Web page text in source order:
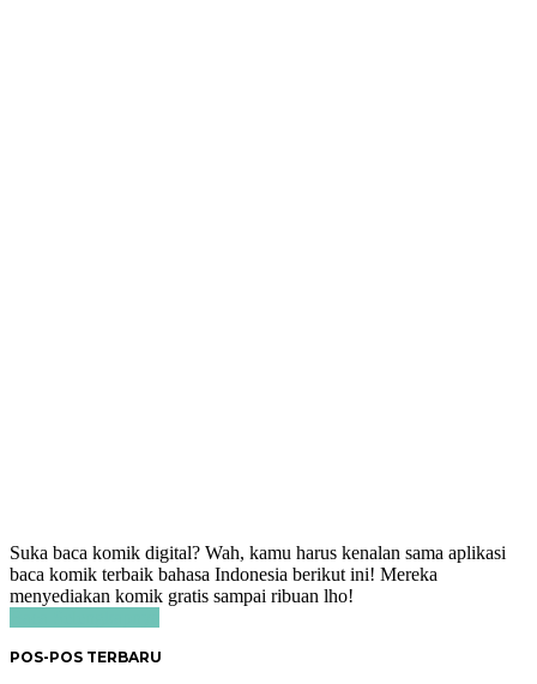
Suka baca komik digital? Wah, kamu harus kenalan sama aplikasi
baca komik terbaik bahasa Indonesia berikut ini! Mereka
menyediakan komik gratis sampai ribuan lho!
POS-POS TERBARU